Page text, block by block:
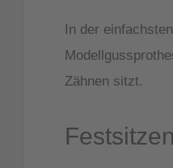
In der
Zähnen sitzt.